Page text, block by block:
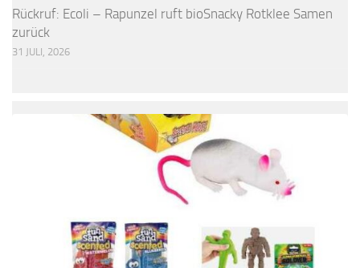
Rückruf: Ecoli – Rapunzel ruft bioSnacky Rotklee Samen
zurück
31 JULI, 2026